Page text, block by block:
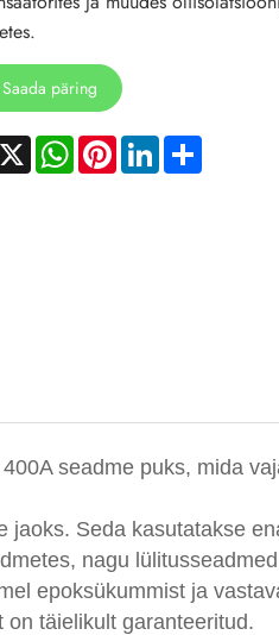
Saada päring
X WhatsApp
PinterestLinkedInShare
seadme puks, mida
Seda kasutatakse
nagu
epoksükummist ja
täielikult garanteeritud.